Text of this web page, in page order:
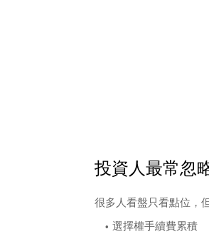
投資人最常忽
很多人看盤只看點位，
選擇權手續費累積